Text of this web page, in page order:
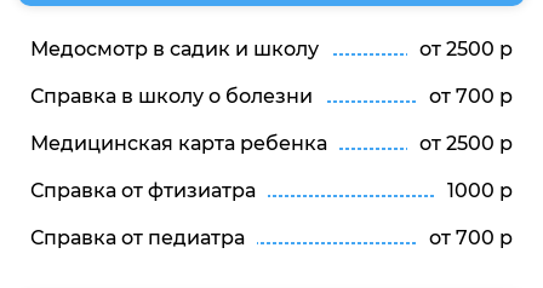
Медосмотр в садик и школу от 2500 р
Справка в школу о болезни от 700 р
Медицинская карта ребенка от 2500 р
Справка от фтизиатра 1000 р
Справка от педиатра от 700 р